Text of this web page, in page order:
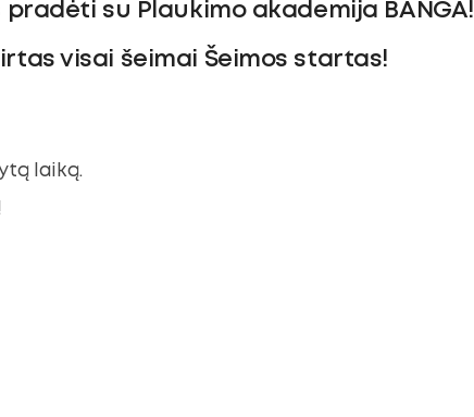
su Plaukimo akademija BANGA!
visai šeimai Šeimos startas!
laiką.